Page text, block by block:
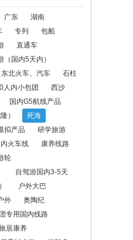
华东+江西火车
渝东南（含武隆）
万州出港国内飞机线
规线路
自驾游国内3-5天
线 周边一、二日游
居康养 国内夕阳红汽车短线
广东
湖南
专列
包船
直通车
（国内5天内）
东北火车、汽车
石柱
人内小包团
西沙
国内G5航线产品
）
死海
拟产品
研学旅游
火车线
康养线路
轮
自驾游国内3-5天
户外大巴
外
奥陶纪
专用国内线路
居康养